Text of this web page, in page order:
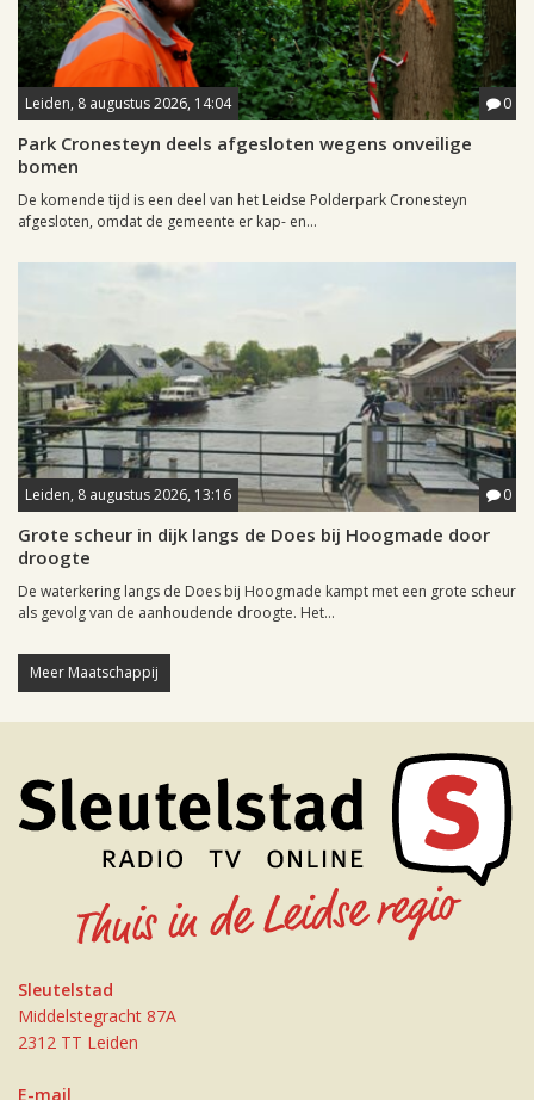
Leiden, 8 augustus 2026, 14:04 0
Park Cronesteyn deels afgesloten wegens onveilige
bomen
De komende tijd is een deel van het Leidse Polderpark Cronesteyn
afgesloten, omdat de gemeente er kap- en...
Leiden, 8 augustus 2026, 13:16 0
Grote scheur in dijk langs de Does bij Hoogmade door
droogte
De waterkering langs de Does bij Hoogmade kampt met een grote scheur
als gevolg van de aanhoudende droogte. Het...
Meer Maatschappij
Sleutelstad
Middelstegracht 87A
2312 TT Leiden
E-mail